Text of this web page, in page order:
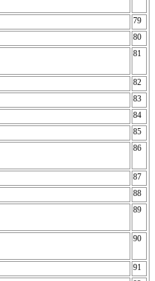
79
80
81
82
83
84
85
86
87
88
89
90
91